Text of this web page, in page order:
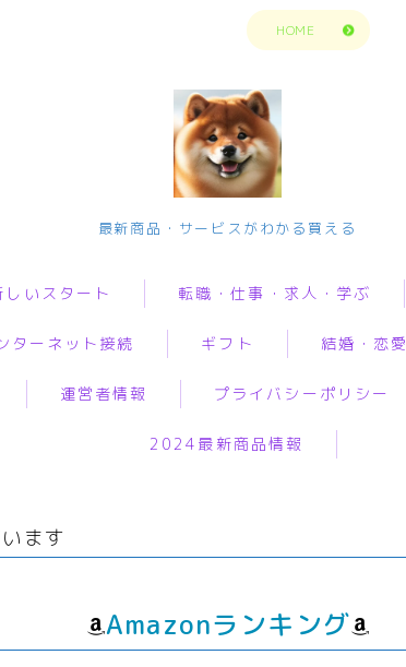
HOME
最新商品・サービスがわかる買える
いスタート 転職・仕事・求人・学ぶ
転職・求人サイトまとめ比
短期アルバイト・長期パー
ターネット接続 ギフト
オリジナルギフト
花
結婚・恋愛
婚活
恋愛
運営者情報 プライバシーポリシー
2024最新商品情報
今の生活楽しめてますか？問題解決で新
しいスタート
転職・仕事・求人・学ぶ
転職・求人サイトまとめ比較
短期アルバイト・長期パート求人
転職プログラマー デザインナー
エンタメ
人生・恋愛・結婚・占いで解決悩み
ます
Amazonランキング